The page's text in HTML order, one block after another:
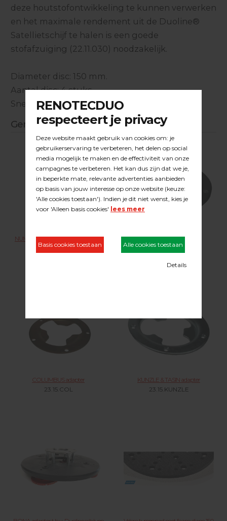
deze houtstofontwikkeling te kunnen verwerken
en het maximale rendement uit de Duoline®
Satellietschijf te halen is een goede
stofafzuiging (22.11.030) noodzakelijk.
Diameter disc: 150 mm.
Aantal disc: 4 stuks
Snelheid disc: meer dan 2,5 x aandrijfsnelheid
Gerelateerde producten
NUMATIC Boenmachine HFM1515R
22.11.071
NUMATIC adapter
23.15.NUM
COLUMBUS adapter
23.15.COL
KUNZLE & TASIN adapter
23.15.KUNZLE